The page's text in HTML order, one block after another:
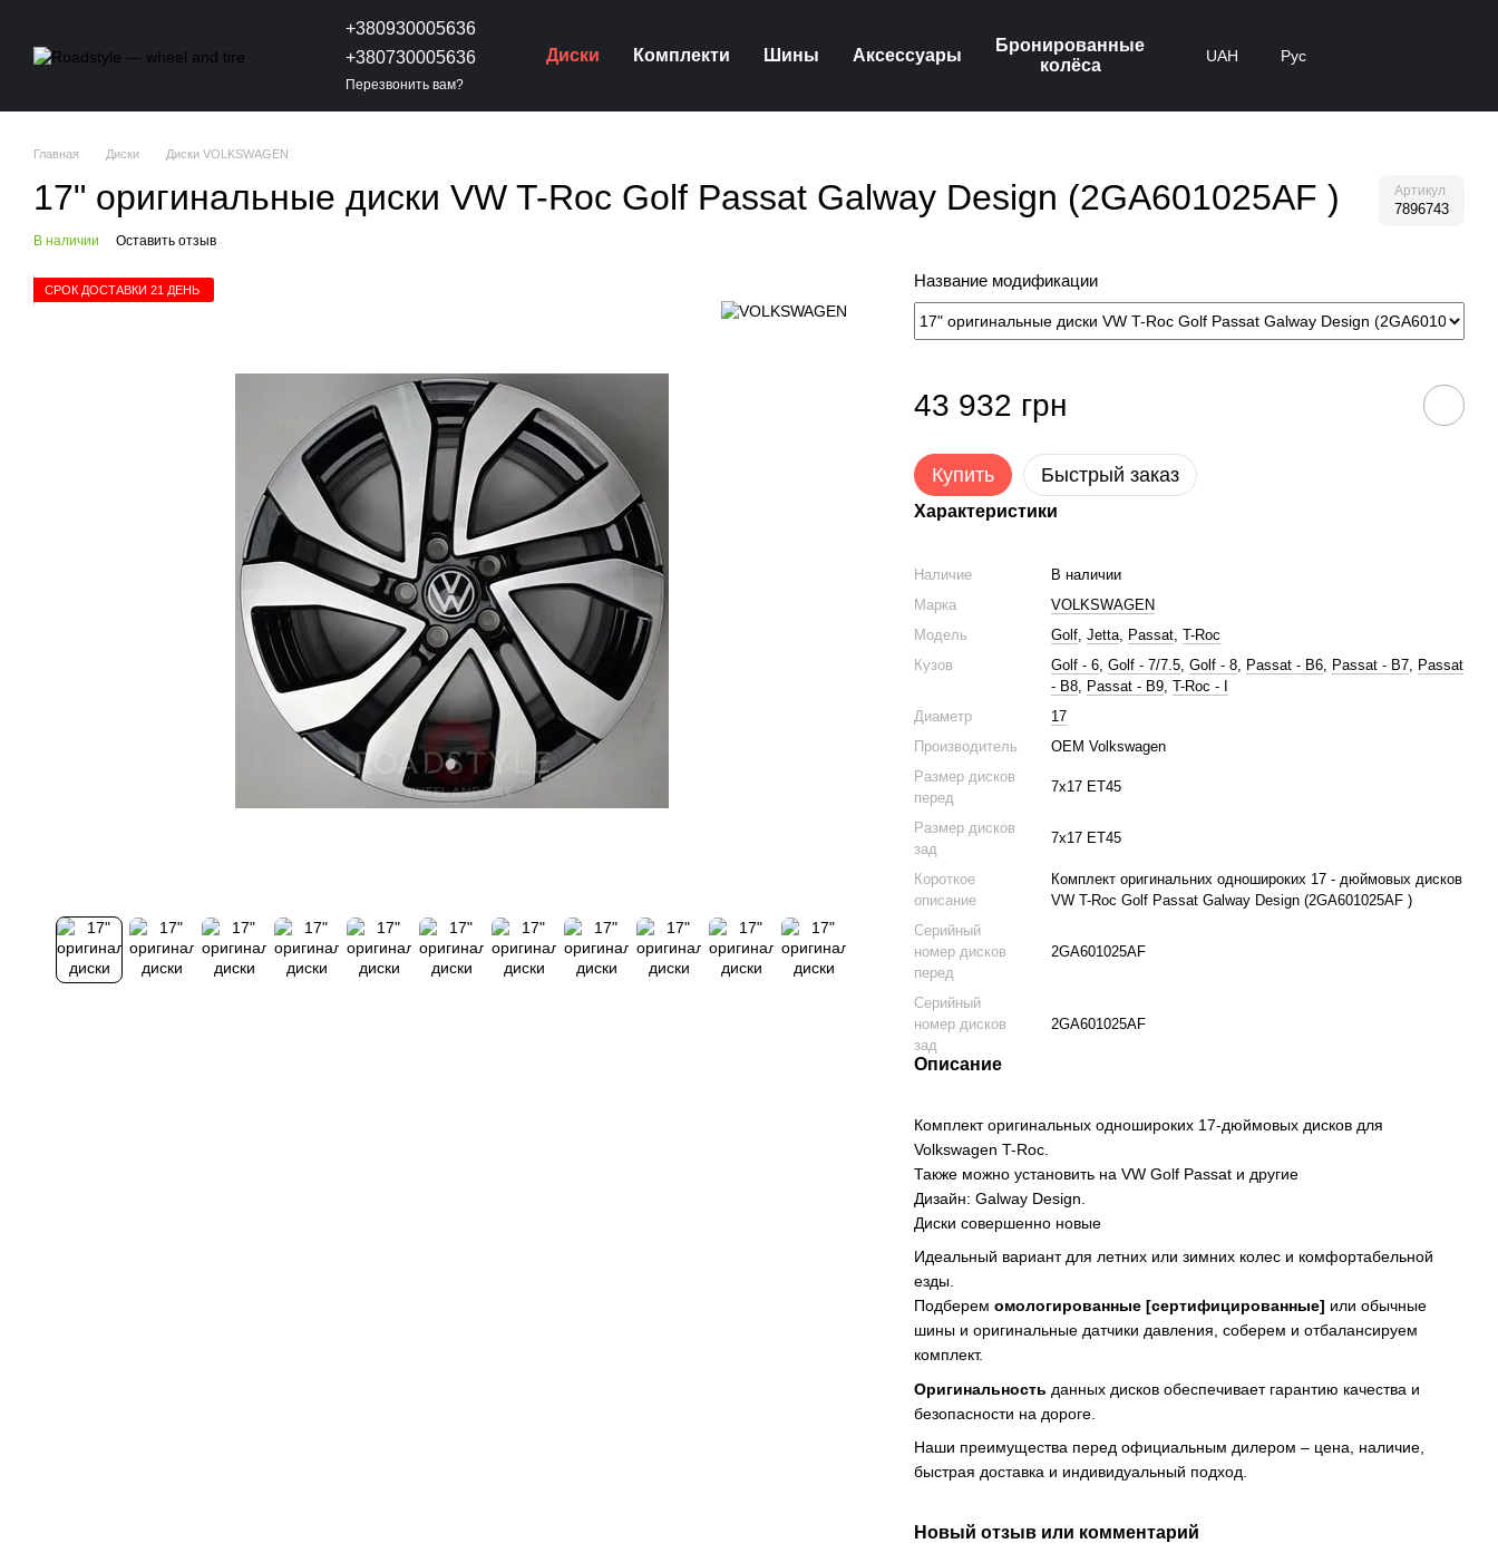
+380930005636
+380730005636
Перезвонить вам?
Диски Комплекти Шины Аксессуары
Бронированные
колёса
UAH Рус
Главная Диски Диски VOLKSWAGEN
17" оригинальные диски VW T-Roc Golf Passat Galway Design (2GA601025AF ) Артикул
7896743
В наличии Оставить отзыв
СРОК ДОСТАВКИ 21 ДЕНЬ Название модификации
43 932 грн
Купить Быстрый заказ
Характеристики
Наличие
В наличии
Марка
VOLKSWAGEN
Модель
Golf,Jetta, Passat,T-Roc
Кузов
Golf - 6,Golf - 7/7.5,Golf - 8, Passat - B6, Passat - B7, Passat
- B8, Passat - B9,T-Roc - I
Диаметр
17
Производитель
OEM Volkswagen
Размер дисков
перед
7x17 ET45
Размер дисков
зад
7x17 ET45
Короткое
описание
Комплект оригинальних одношироких 17 - дюймовых дисков
VW T-Roc Golf Passat Galway Design (2GA601025AF )
Серийный
номер дисков
перед
2GA601025AF
Серийный
номер дисков
зад
2GA601025AF
Описание
Комплект оригинальных одношироких 17-дюймовых дисков для
Volkswagen T-Roc.
Также можно установить на VW Golf Passat и другие
Дизайн: Galway Design.
Диски совершенно новые
Идеальный вариант для летних или зимних колес и комфортабельной
езды.
Подберемомологированные [сертифицированные] или обычные
шины и оригинальные датчики давления, соберем и отбалансируем
комплект.
Оригинальность данных дисков обеспечивает гарантию качества и
безопасности на дороге.
Наши преимущества перед официальным дилером – цена, наличие,
быстрая доставка и индивидуальный подход.
Новый отзыв или комментарий